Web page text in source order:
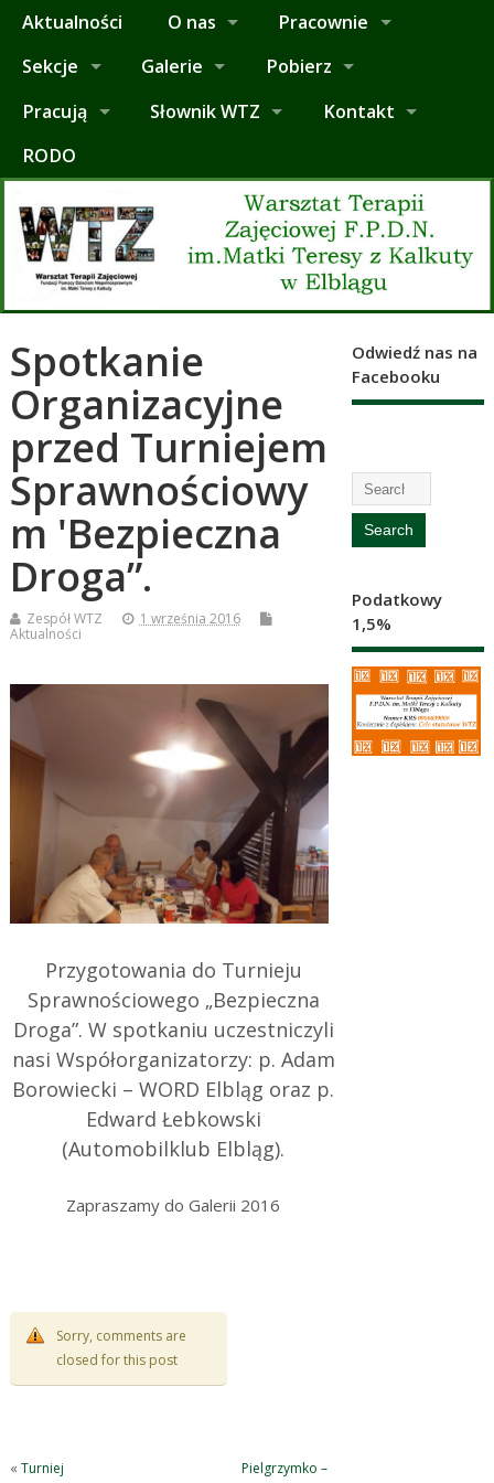
Aktualności O nas
Pracownie
Sekcje
Galerie
Pobierz
Pracują
Słownik WTZ
Kontakt
RODO
Spotkanie
Organizacyjne
przed Turniejem
Sprawnościowy
m 'Bezpieczna
Droga”.
Zespół WTZ
1 września 2016
Aktualności
Przygotowania do Turnieju
Sprawnościowego „Bezpieczna
Droga”. W spotkaniu uczestniczyli
nasi Współorganizatorzy: p. Adam
Borowiecki – WORD Elbląg oraz p.
Edward Łebkowski
(Automobilklub Elbląg).
Zapraszamy do Galerii 2016
Sorry, comments are
closed for this post
« Turniej Pielgrzymko –
Odwiedź nas na
Facebooku
Podatkowy
1,5%